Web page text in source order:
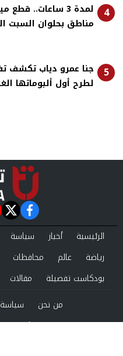
4
مناطق بحلوان السبت
5
جنا عمرو دياب تكشف
لطرح أول ألبوماتها
الرئيسية أخبار سياسة
رياضة
عالم محافظات
بودكاست تفصيلة
مقالات
من نحن